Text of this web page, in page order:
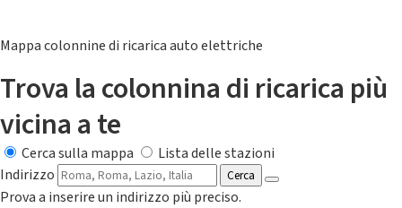
Mappa colonnine di ricarica auto elettriche
Trova la colonnina di ricarica più
vicina a te
Cerca sulla mappa
Lista delle stazioni
Indirizzo
Cerca
Prova a inserire un indirizzo più preciso.